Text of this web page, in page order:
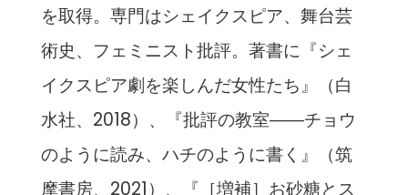
を取得。専門はシェイクスピア、舞台芸
術史、フェミニスト批評。著書に『シェ
イクスピア劇を楽しんだ女性たち』（白
水社、2018）、『批評の教室――チョウ
のように読み、ハチのように書く』（筑
摩書房、2021）、『［増補］お砂糖とス